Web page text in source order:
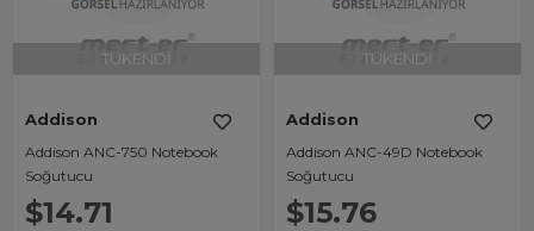
TÜKENDI
Addison
Addison ANC-750 Notebook
Soğutucu
$14.71
TÜKENDI
Addison
Addison ANC-49D Notebook
Soğutucu
$15.76